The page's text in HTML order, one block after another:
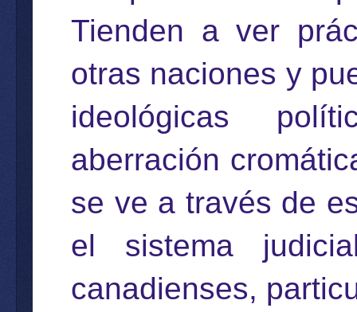
Tienden a ver
otras naciones y
ideológicas
aberración
se ve a través de
el sistema
canadienses,